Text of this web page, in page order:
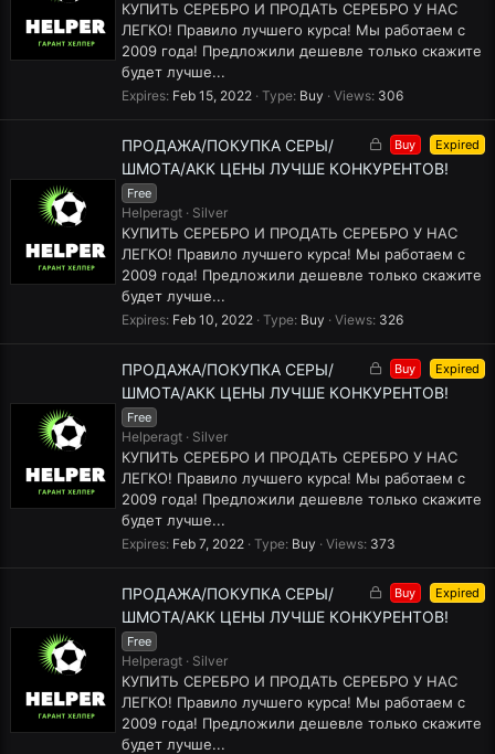
КУПИТЬ СЕРЕБРО И ПРОДАТЬ СЕРЕБРО У НАС
ЛЕГКО! Правило лучшего курса! Мы работаем с
2009 года! Предложили дешевле только скажите
будет лучше...
Expires Feb 15, 2022 Type Buy Views 306
L
o
e
Buy Expired
ПРОДАЖА/ПОКУПКА СЕРЫ/
ШМОТА/АКК ЦЕНЫ ЛУЧШЕ КОНКУРЕНТОВ!
Free
Helperagt Silver
КУПИТЬ СЕРЕБРО И ПРОДАТЬ СЕРЕБРО У НАС
ЛЕГКО! Правило лучшего курса! Мы работаем с
2009 года! Предложили дешевле только скажите
будет лучше...
Expires Feb 10, 2022 Type Buy Views 326
L
o
e
Buy Expired
ПРОДАЖА/ПОКУПКА СЕРЫ/
ШМОТА/АКК ЦЕНЫ ЛУЧШЕ КОНКУРЕНТОВ!
Free
Helperagt Silver
КУПИТЬ СЕРЕБРО И ПРОДАТЬ СЕРЕБРО У НАС
ЛЕГКО! Правило лучшего курса! Мы работаем с
2009 года! Предложили дешевле только скажите
будет лучше...
Expires Feb 7, 2022 Type Buy Views 373
L
o
e
Buy Expired
ПРОДАЖА/ПОКУПКА СЕРЫ/
ШМОТА/АКК ЦЕНЫ ЛУЧШЕ КОНКУРЕНТОВ!
Free
Helperagt Silver
КУПИТЬ СЕРЕБРО И ПРОДАТЬ СЕРЕБРО У НАС
ЛЕГКО! Правило лучшего курса! Мы работаем с
2009 года! Предложили дешевле только скажите
будет лучше...